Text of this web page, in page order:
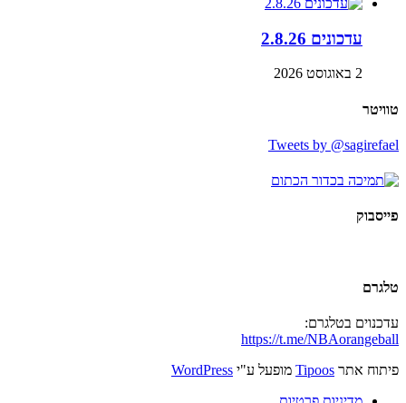
עדכונים 2.8.26
2 באוגוסט 2026
טוויטר
Tweets by @sagirefael
פייסבוק
טלגרם
עדכנוים בטלגרם:
https://t.me/NBAorangeball
פיתוח אתר Tipoos מופעל ע"י WordPress